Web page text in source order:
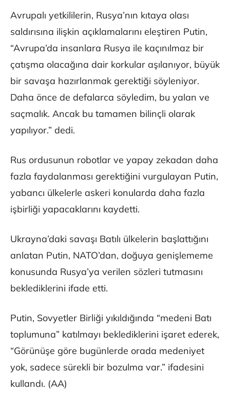
Avrupalı yetkililerin, Rusya’nın kıtaya olası
saldırısına ilişkin açıklamalarını eleştiren Putin,
“Avrupa’da insanlara Rusya ile kaçınılmaz bir
çatışma olacağına dair korkular aşılanıyor, büyük
bir savaşa hazırlanmak gerektiği söyleniyor.
Daha önce de defalarca söyledim, bu yalan ve
saçmalık. Ancak bu tamamen bilinçli olarak
yapılıyor.” dedi.
Rus ordusunun robotlar ve yapay zekadan daha
fazla faydalanması gerektiğini vurgulayan Putin,
yabancı ülkelerle askeri konularda daha fazla
işbirliği yapacaklarını kaydetti.
Ukrayna’daki savaşı Batılı ülkelerin başlattığını
anlatan Putin, NATO’dan, doğuya genişlememe
konusunda Rusya’ya verilen sözleri tutmasını
beklediklerini ifade etti.
Putin, Sovyetler Birliği yıkıldığında “medeni Batı
toplumuna” katılmayı beklediklerini işaret ederek,
“Görünüşe göre bugünlerde orada medeniyet
yok, sadece sürekli bir bozulma var.” ifadesini
kullandı. (AA)